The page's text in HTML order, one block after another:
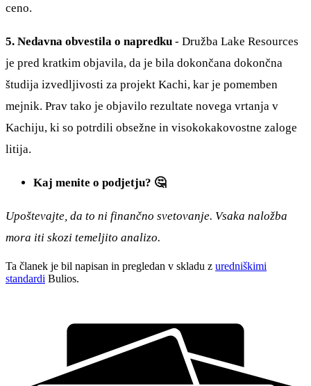
ceno.
5. Nedavna obvestila o napredku - Družba Lake Resources
je pred kratkim objavila, da je bila dokončana dokončna
študija izvedljivosti za projekt Kachi, kar je pomemben
mejnik. Prav tako je objavilo rezultate novega vrtanja v
Kachiju, ki so potrdili obsežne in visokokakovostne zaloge
litija.
Kaj menite o podjetju? 🤔
Upoštevajte, da to ni finančno svetovanje. Vsaka naložba
mora iti skozi temeljito analizo.
Ta članek je bil napisan in pregledan v skladu z uredniškimi
standardi Bulios.